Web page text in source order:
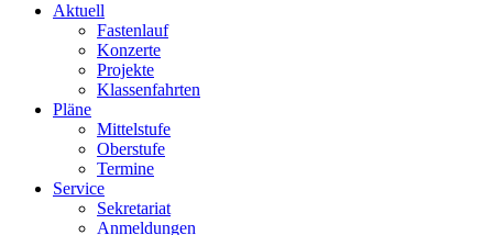
Aktuell
Fastenlauf
Konzerte
Projekte
Klassenfahrten
Pläne
Mittelstufe
Oberstufe
Termine
Service
Sekretariat
Anmeldungen